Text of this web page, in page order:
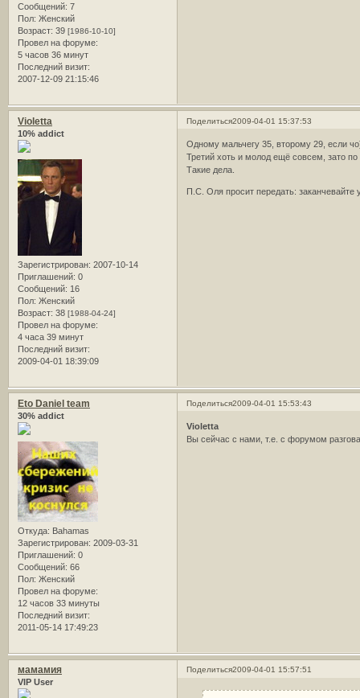
Сообщений: 7
Пол: Женский
Возраст: 39 [1986-10-10]
Провел на форуме:
5 часов 36 минут
Последний визит:
2007-12-09 21:15:46
Поделиться2009-04-01 15:37:53
Violetta
10% addict
Зарегистрирован: 2007-10-14
Приглашений: 0
Сообщений: 16
Пол: Женский
Возраст: 38 [1988-04-24]
Провел на форуме:
4 часа 39 минут
Последний визит:
2009-04-01 18:39:09
Одному мальчегу 35, второму 29, если
Третий хоть и молод ещё совсем, зато
Такие дела.
П.С. Оля просит передать:
Поделиться2009-04-01 15:53:43
Eto Daniel team
30% addict
Откуда: Bahamas
Зарегистрирован: 2009-03-31
Приглашений: 0
Сообщений: 66
Пол: Женский
Провел на форуме:
12 часов 33 минуты
Последний визит:
2011-05-14 17:49:23
Violetta
Вы сейчас с нами, т.е. с форумом
Поделиться2009-04-01 15:57:51
мамамия
VIP User